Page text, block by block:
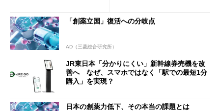
「創薬立国」復活への分岐点
AD（三菱総合研究所）
JR東日本「分かりにくい」新幹線券売機を改
善へ なぜ、スマホではなく「駅での最短1分
購入」を実現？
日本の創薬力低下、その本当の課題とは